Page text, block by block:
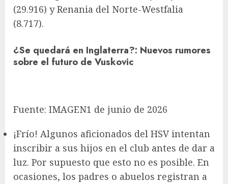
(29.916) y Renania del Norte-Westfalia
(8.717).
¿Se quedará en Inglaterra?: Nuevos rumores
sobre el futuro de Vuskovic
Fuente: IMAGEN1 de junio de 2026
¡Frío! Algunos aficionados del HSV intentan
inscribir a sus hijos en el club antes de dar a
luz. Por supuesto que esto no es posible. En
ocasiones, los padres o abuelos registran a